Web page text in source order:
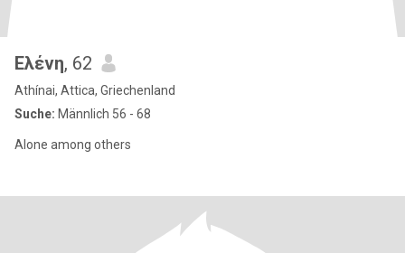
Ελένη, 62
Athínai, Attica, Griechenland
Suche: Männlich 56 - 68
Alone among others